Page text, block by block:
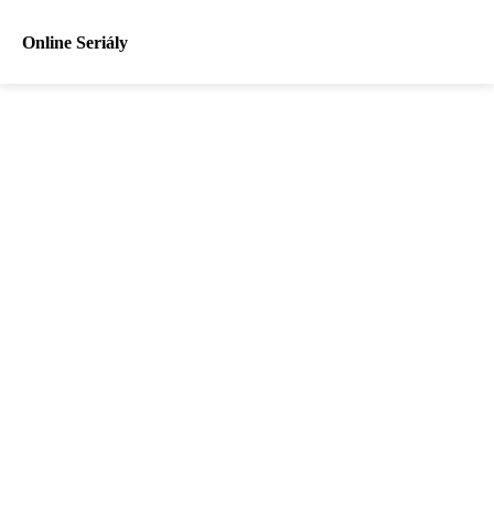
Online Seriály